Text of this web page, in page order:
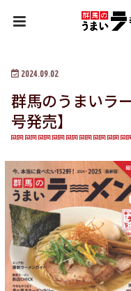
2024.09.02
群馬のうまいラ
号発売】